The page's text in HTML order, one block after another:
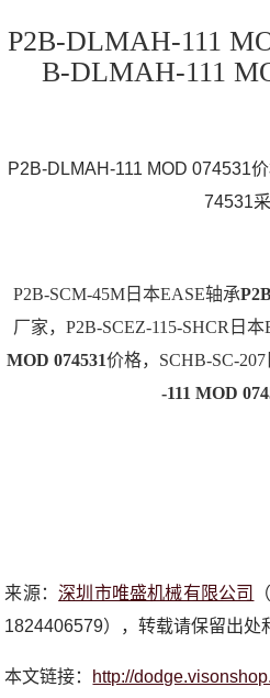
P2B-DLMAH-111
B-DLMAH-111
P2B-DLMAH-111 MOD 074531
74531
P2B-SCM-45M日本EASE轴承
厂家，P2B-SCEZ-115-SHCR日
MOD 074531价格，SCHB-SC-
-111 MOD
来源：深圳市唯盛机械有限公司
1824406579），转载请保留出处
本文链接： http://